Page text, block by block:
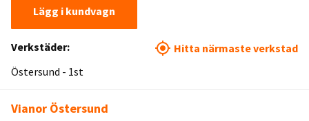
Lägg i kundvagn
Verkstäder:
Östersund - 1st
Hitta närmaste verkstad
Vianor Östersund